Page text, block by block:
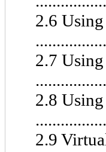
2.6
2.7
2.8
2.9